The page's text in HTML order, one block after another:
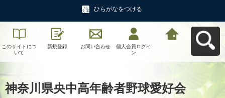
ひらがなをつける
このサイトにつ
いて
新規登録 お問い合わせ
個人会員ログイ
ン
神奈川県央中高年齢者野球愛好会